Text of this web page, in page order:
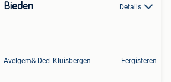
Bieden Details
Avelgem& Deel Kluisbergen Eergisteren